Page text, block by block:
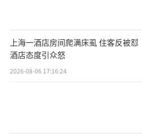
上海一酒店房间爬满床虱 住客反被怼
酒店态度引众怒
2026-08-06 17:16:24